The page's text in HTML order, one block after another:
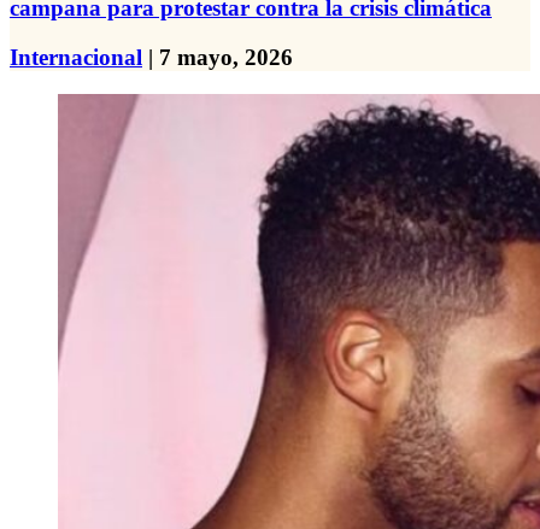
campana para protestar contra la crisis climática
Internacional | 7 mayo, 2026